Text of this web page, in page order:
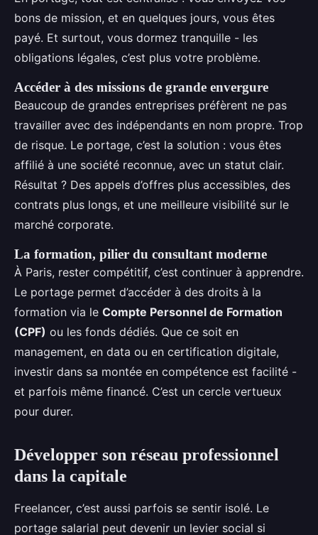
bons de mission, et en quelques jours, vous êtes
payé. Et surtout, vous dormez tranquille - les
obligations légales, c’est plus votre problème.
Accéder à des missions de grande envergure
Beaucoup de grandes entreprises préfèrent ne pas
travailler avec des indépendants en nom propre. Trop
de risque. Le portage, c’est la solution : vous êtes
affilié à une société reconnue, avec un statut clair.
Résultat ? Des appels d’offres plus accessibles, des
contrats plus longs, et une meilleure visibilité sur le
marché corporate.
La formation, pilier du consultant moderne
À Paris, rester compétitif, c’est continuer à apprendre.
Le portage permet d’accéder à des droits à la
formation via le Compte Personnel de Formation
(CPF) ou les fonds dédiés. Que ce soit en
management, en data ou en certification digitale,
investir dans sa montée en compétence est facilité -
et parfois même financé. C’est un cercle vertueux
pour durer.
Développer son réseau professionnel
dans la capitale
Freelancer, c’est aussi parfois se sentir isolé. Le
portage salarial peut devenir un levier social si